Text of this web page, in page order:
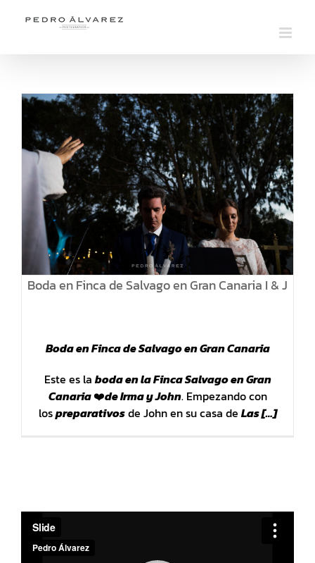
Boda en Finca de Salvago en Gran Canaria I & J
Boda en Finca de Salvago en Gran Canaria
Este es la boda en la Finca Salvago en Gran
Canaria❤️de Irma y John. Empezando con
lospreparativosde John en su casa de Las […]
Reproductor
vídeo